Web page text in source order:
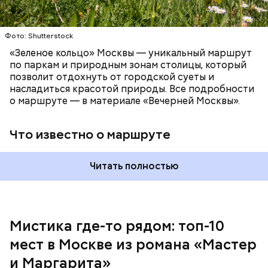
Фото: Shutterstock
«Зеленое кольцо» Москвы — уникальный маршрут
по паркам и природным зонам столицы, который
позволит отдохнуть от городской суеты и
насладиться красотой природы. Все подробности
о маршруте — в материале «Вечерней Москвы».
Что известно о маршруте
Читать полностью
Мистика где-то рядом: топ-10
мест в Москве из романа «Мастер
и Маргарита»
На данный момент квартира на Большой Садовой
стала Музеем Булгакова. В ней воссоздана
Патриаршие пруды